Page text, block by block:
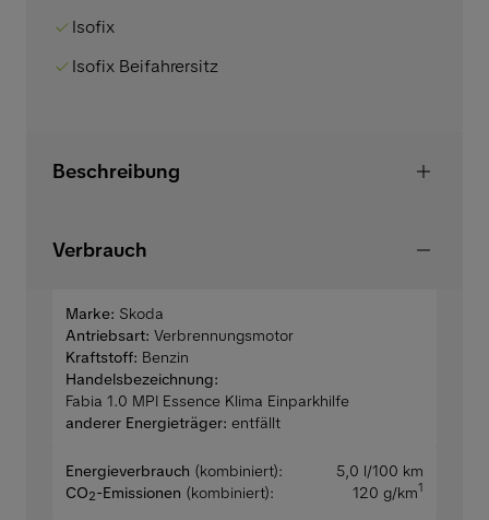
Isofix
Isofix Beifahrersitz
Beschreibung
Verbrauch
Marke: Skoda
Antriebsart: Verbrennungsmotor
Kraftstoff: Benzin
Handelsbezeichnung:
Fabia 1.0 MPI Essence Klima Einparkhilfe
anderer Energieträger: entfällt
Energieverbrauch (kombiniert):
5,0 l/100 km
CO2-Emissionen (kombiniert): 120 g/km1